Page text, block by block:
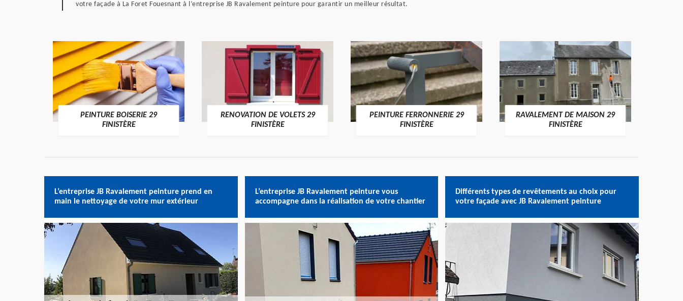
votre façade à La Foret Fouesnant à l’entreprise JB Ravalement peinture pour garantir un meilleur résultat.
PEINTURE BOISERIE 29
FINISTÈRE
RENOVATION DE VOLETS 29
FINISTÈRE
PEINTURE FERRONNERIE 29
FINISTÈRE
RAVALEMENT DE MAISON 29
FINISTÈRE
L’entreprise JB Ravalement peinture prend en
main le nettoyage de votre mur extérieur
L’entreprise JB Ravalement peinture vous
accompagne dans la réalisation de votre chantier
Différents types de revêtements au choix pour
votre façade avec JB Ravalement peinture